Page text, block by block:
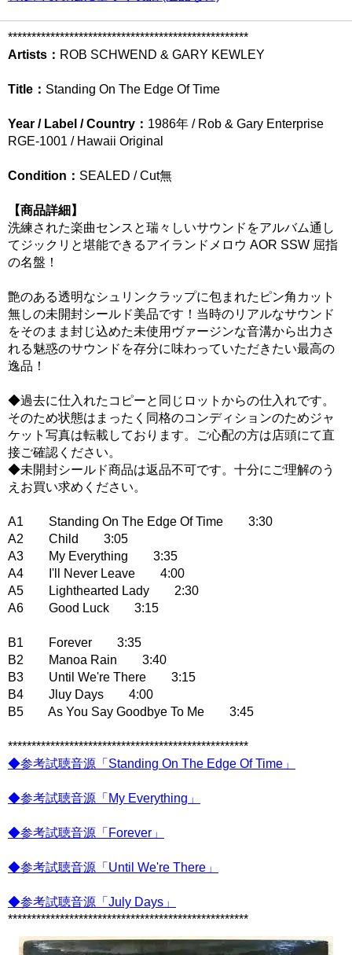
***************************************************
Artists： ROB SCHWEND & GARY KEWLEY
Title： Standing On The Edge Of Time
Year / Label / Country： 1986年 / Rob & Gary Enterprise
RGE-1001 / Hawaii Original
Condition： SEALED / Cut無
【商品詳細】
洗練された楽曲センスと瑞々しいサウンドをアルバム通し
てジックリと堪能できるアイランドメロウ AOR SSW 屈指
の名盤！
艶のある透明なシュリンクラップに包まれたピン角カット
無しの未開封シールド美品です！当時のリアルなサウンド
をそのまま封じ込めた未使用ヴァージンな音溝から出力さ
れる魅惑のサウンドを存分に味わっていただきたい最高の
逸品！
◆過去に仕入れたコピーと同じロットからの仕入れです。
そのため状態はまったく同格のコンディションのためジャ
ケット写真は転載しております。ご心配の方は店頭にて直
接ご確認ください。
◆未開封シールド商品は返品不可です。十分にご理解のう
えお買い求めください。
A1 Standing On The Edge Of Time 3:30
A2 Child 3:05
A3 My Everything 3:35
A4 I'll Never Leave 4:00
A5 Lighthearted Lady 2:30
A6 Good Luck 3:15
B1 Forever 3:35
B2 Manoa Rain 3:40
B3 Until We're There 3:15
B4 Jluy Days 4:00
B5 As You Say Goodbye To Me 3:45
***************************************************
◆参考試聴音源「Standing On The Edge Of Time」
◆参考試聴音源「My Everything」
◆参考試聴音源「Forever」
◆参考試聴音源「Until We're There」
◆参考試聴音源「July Days」
***************************************************